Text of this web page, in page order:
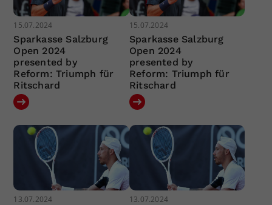
15.07.2024
Sparkasse Salzburg
Open 2024
presented by
Reform: Triumph für
Ritschard
15.07.2024
Sparkasse Salzburg
Open 2024
presented by
Reform: Triumph für
Ritschard
13.07.2024 13.07.2024